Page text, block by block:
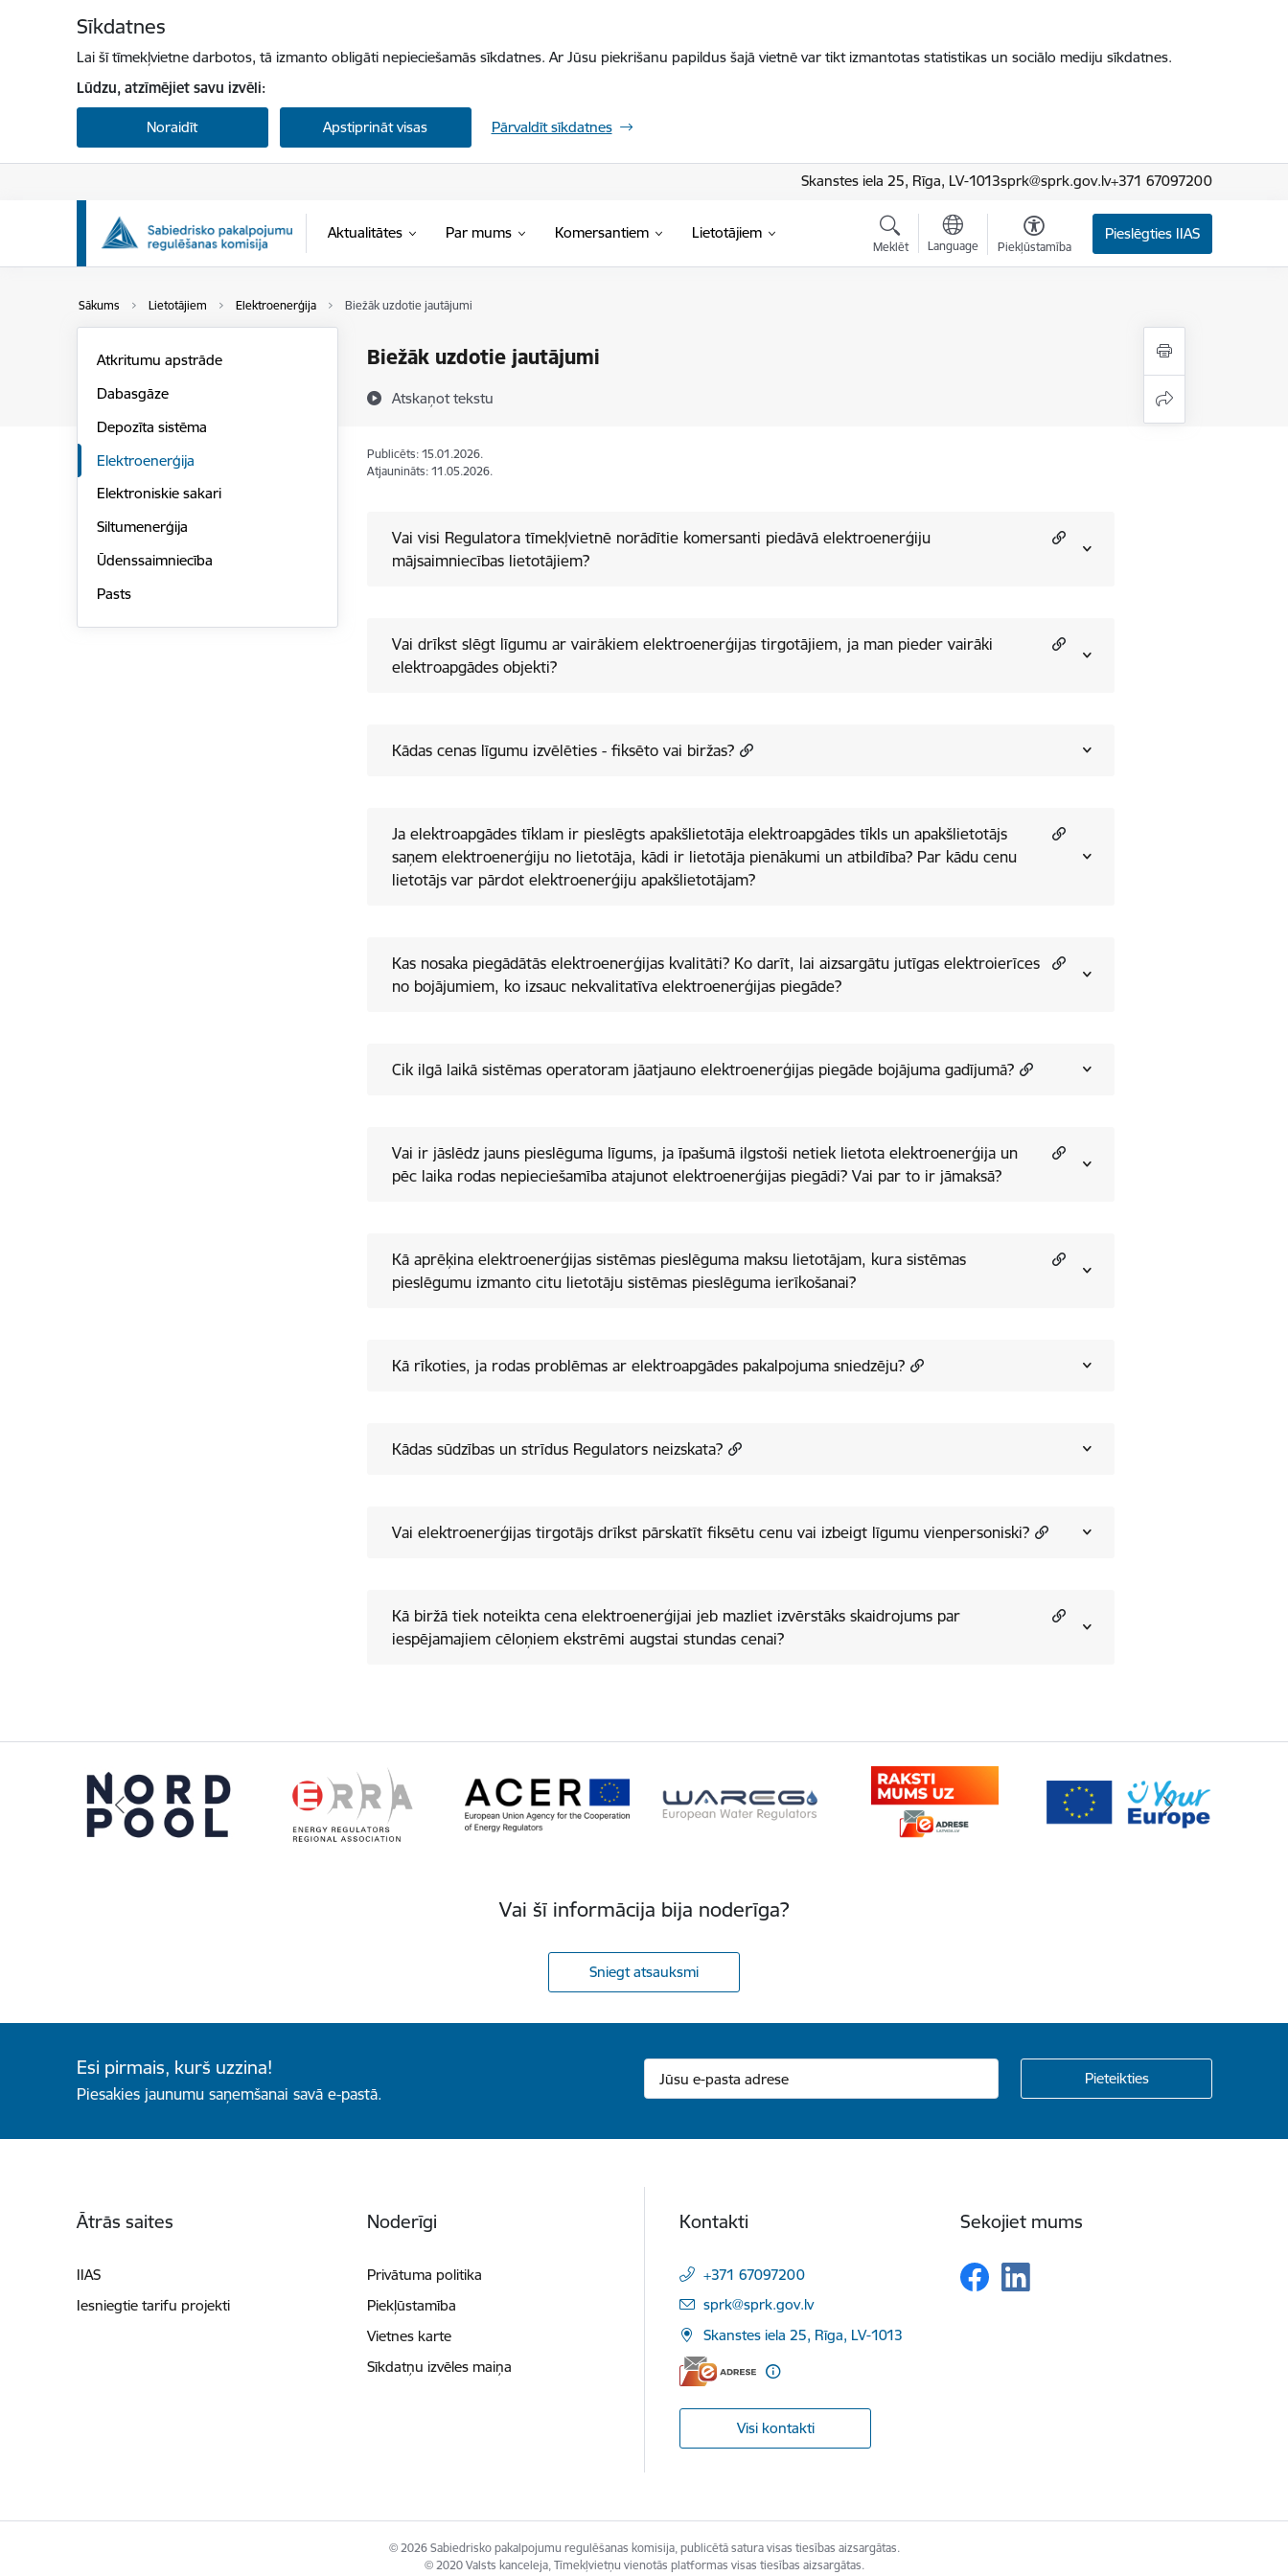
Sīkdatnes
Lai šī tīmekļvietne darbotos, tā izmanto obligāti nepieciešamās sīkdatnes. Ar Jūsu piekrišanu papildus šajā vietnē var tikt izmantotas statistikas un sociālo mediju sīkdatnes.
Lūdzu, atzīmējiet savu izvēli:
Noraidīt Apstiprināt visas Pārvaldīt sīkdatnes
Skanstes iela 25, Rīga, LV-1013sprk@sprk.gov.lv+371 67097200
Aktualitātes Par mums Komersantiem Lietotājiem
Meklēt Language Piekļūstamība
Pieslēgties IIAS
Sākums Lietotājiem Elektroenerģija Biežāk uzdotie jautājumi
Biežāk uzdotie jautājumi
Atskaņot tekstu
Atkritumu apstrāde
Dabasgāze
Depozīta sistēma
Elektroenerģija
Elektroniskie sakari
Siltumenerģija
Ūdenssaimniecība
Pasts
Publicēts: 15.01.2026.
Atjaunināts: 11.05.2026.
Vai visi Regulatora tīmekļvietnē norādītie komersanti piedāvā elektroenerģiju
mājsaimniecības lietotājiem?
Vai drīkst slēgt līgumu ar vairākiem elektroenerģijas tirgotājiem, ja man pieder vairāki
elektroapgādes objekti?
Kādas cenas līgumu izvēlēties - fiksēto vai biržas?
Ja elektroapgādes tīklam ir pieslēgts apakšlietotāja elektroapgādes tīkls un apakšlietotājs
saņem elektroenerģiju no lietotāja, kādi ir lietotāja pienākumi un atbildība? Par kādu cenu
lietotājs var pārdot elektroenerģiju apakšlietotājam?
Kas nosaka piegādātās elektroenerģijas kvalitāti? Ko darīt, lai aizsargātu jutīgas elektroierīces
no bojājumiem, ko izsauc nekvalitatīva elektroenerģijas piegāde?
Cik ilgā laikā sistēmas operatoram jāatjauno elektroenerģijas piegāde bojājuma gadījumā?
Vai ir jāslēdz jauns pieslēguma līgums, ja īpašumā ilgstoši netiek lietota elektroenerģija un
pēc laika rodas nepieciešamība atajunot elektroenerģijas piegādi? Vai par to ir jāmaksā?
Kā aprēķina elektroenerģijas sistēmas pieslēguma maksu lietotājam, kura sistēmas
pieslēgumu izmanto citu lietotāju sistēmas pieslēguma ierīkošanai?
Kā rīkoties, ja rodas problēmas ar elektroapgādes pakalpojuma sniedzēju?
Kādas sūdzības un strīdus Regulators neizskata?
Vai elektroenerģijas tirgotājs drīkst pārskatīt fiksētu cenu vai izbeigt līgumu vienpersoniski?
Kā biržā tiek noteikta cena elektroenerģijai jeb mazliet izvērstāks skaidrojums par
iespējamajiem cēloņiem ekstrēmi augstai stundas cenai?
Vai šī informācija bija noderīga?
Sniegt atsauksmi
Esi pirmais, kurš uzzina!
Piesakies jaunumu saņemšanai savā e-pastā.
Ātrās saites
IIAS
Iesniegtie tarifu projekti
Noderīgi
Privātuma politika
Piekļūstamība
Vietnes karte
Sīkdatņu izvēles maiņa
Kontakti
+371 67097200
E-pasts:
sprk@sprk.gov.lv
Skanstes iela 25, Rīga, LV-1013
Visi kontakti
Sekojiet mums
© 2026 Sabiedrisko pakalpojumu regulēšanas komisija, publicētā satura visas tiesības aizsargātas.
© 2020 Valsts kanceleja, Tīmekļvietņu vienotās platformas visas tiesības aizsargātas.